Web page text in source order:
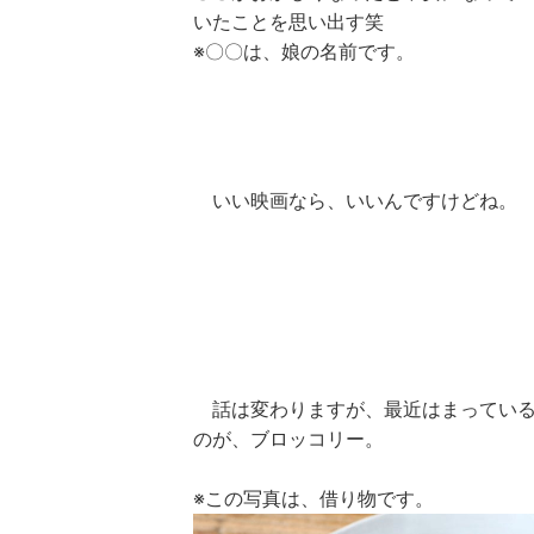
いたことを思い出す笑
※〇〇は、娘の名前です。
いい映画なら、いいんですけどね。
話は変わりますが、最近はまってい
のが、ブロッコリー。
※この写真は、借り物です。